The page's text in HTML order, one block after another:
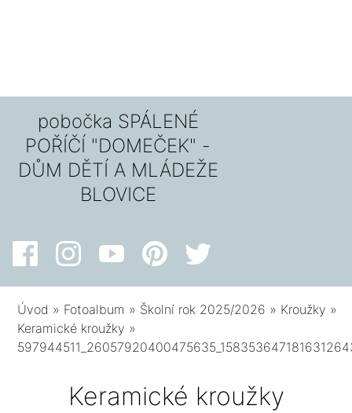
pobočka SPÁLENÉ
POŘÍČÍ "DOMEČEK" -
DŮM DĚTÍ A MLÁDEŽE
BLOVICE
Úvod » Fotoalbum » Školní rok 2025/2026 » Kroužky »
Keramické kroužky »
Keramické kroužky